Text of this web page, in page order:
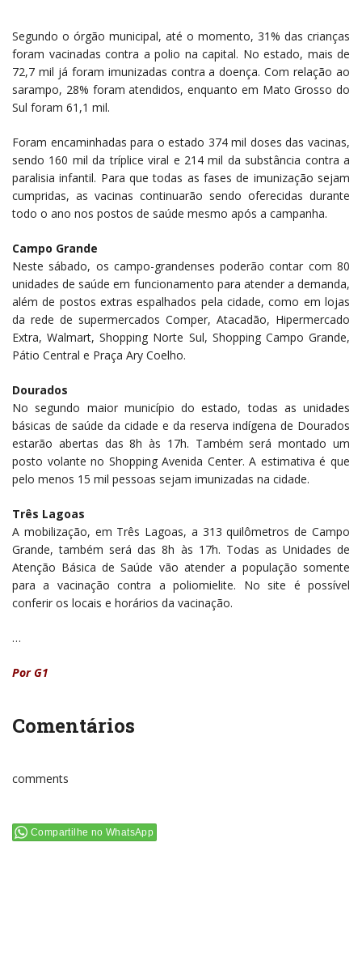
Segundo o órgão municipal, até o momento, 31% das crianças
foram vacinadas contra a polio na capital. No estado, mais de
72,7 mil já foram imunizadas contra a doença. Com relação ao
sarampo, 28% foram atendidos, enquanto em Mato Grosso do
Sul foram 61,1 mil.
Foram encaminhadas para o estado 374 mil doses das vacinas,
sendo 160 mil da tríplice viral e 214 mil da substância contra a
paralisia infantil. Para que todas as fases de imunização sejam
cumpridas, as vacinas continuarão sendo oferecidas durante
todo o ano nos postos de saúde mesmo após a campanha.
Campo Grande
Neste sábado, os campo-grandenses poderão contar com 80
unidades de saúde em funcionamento para atender a demanda,
além de postos extras espalhados pela cidade, como em lojas
da rede de supermercados Comper, Atacadão, Hipermercado
Extra, Walmart, Shopping Norte Sul, Shopping Campo Grande,
Pátio Central e Praça Ary Coelho.
Dourados
No segundo maior município do estado, todas as unidades
básicas de saúde da cidade e da reserva indígena de Dourados
estarão abertas das 8h às 17h. Também será montado um
posto volante no Shopping Avenida Center. A estimativa é que
pelo menos 15 mil pessoas sejam imunizadas na cidade.
Três Lagoas
A mobilização, em Três Lagoas, a 313 quilômetros de Campo
Grande, também será das 8h às 17h. Todas as Unidades de
Atenção Básica de Saúde vão atender a população somente
para a vacinação contra a poliomielite. No site é possível
conferir os locais e horários da vacinação.
…
Por G1
Comentários
comments
Compartilhe no WhatsApp